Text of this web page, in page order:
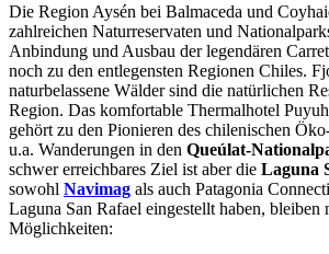
Die Region Aysén bei Balmaceda und
zahlreichen Naturreservaten und
Anbindung und Ausbau der legendären
noch zu den entlegensten Regionen Chiles.
naturbelassene Wälder sind die natürlichen
Region. Das komfortable Thermalhotel
gehört zu den Pionieren des chilenischen
u.a. Wanderungen in den Queúlat-
schwer erreichbares Ziel ist aber die Laguna
sowohl Navimag als auch Patagonia
Laguna San Rafael eingestellt haben, bleiben
Möglichkeiten: